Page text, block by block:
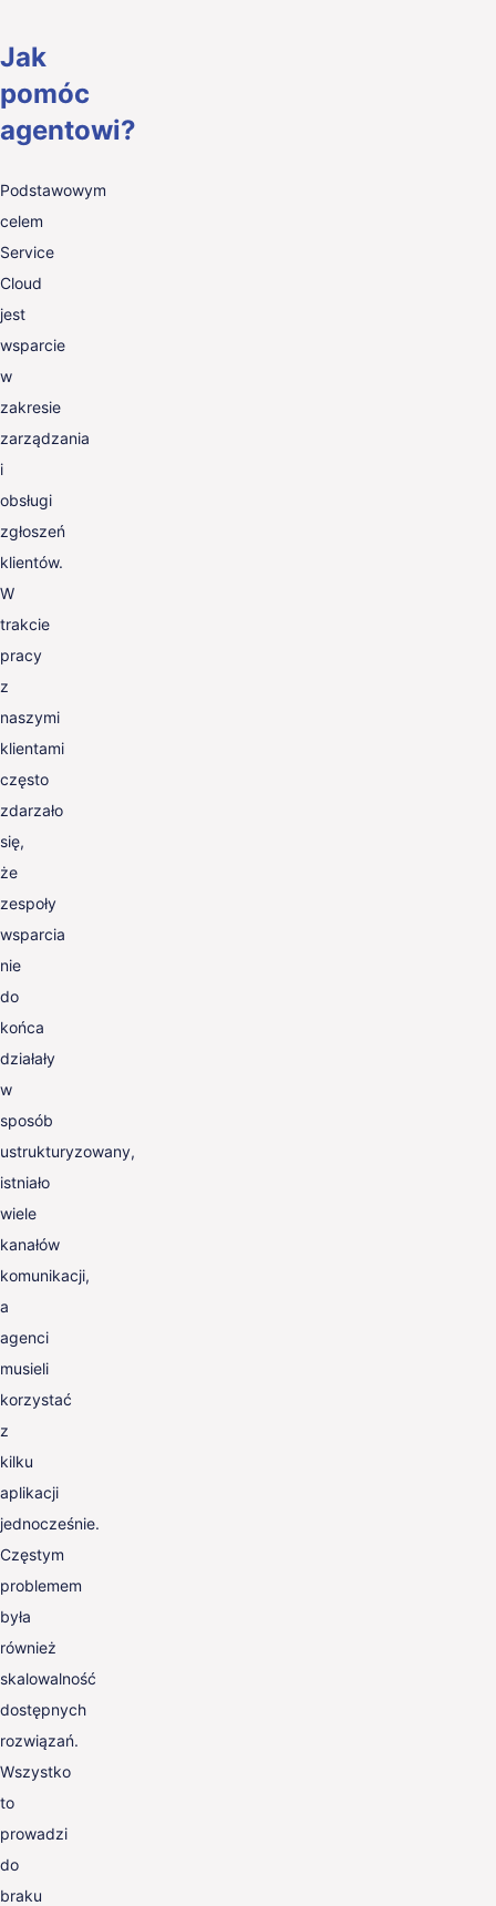
Jak
pomóc
agentowi?
Podstawowym
celem
Service
Cloud
jest
wsparcie
w
zakresie
zarządzania
i
obsługi
zgłoszeń
klientów.
W
trakcie
pracy
z
naszymi
klientami
często
zdarzało
się,
że
zespoły
wsparcia
nie
do
końca
działały
w
sposób
ustrukturyzowany,
istniało
wiele
kanałów
komunikacji,
a
agenci
musieli
korzystać
z
kilku
aplikacji
jednocześnie.
Częstym
problemem
była
również
skalowalność
dostępnych
rozwiązań.
Wszystko
to
prowadzi
do
braku